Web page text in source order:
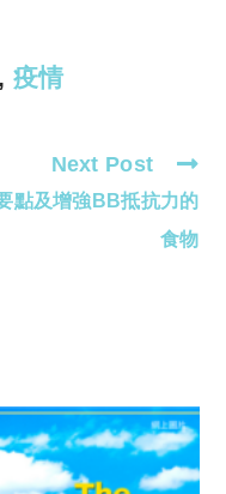
, 疫情
Next Post
點及增強BB抵抗力的
食物